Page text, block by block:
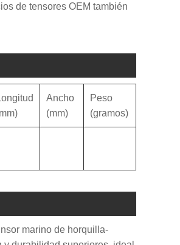
de tensores OEM también
Ancho
(mm)
Peso
(gramos)
marino de horquilla-